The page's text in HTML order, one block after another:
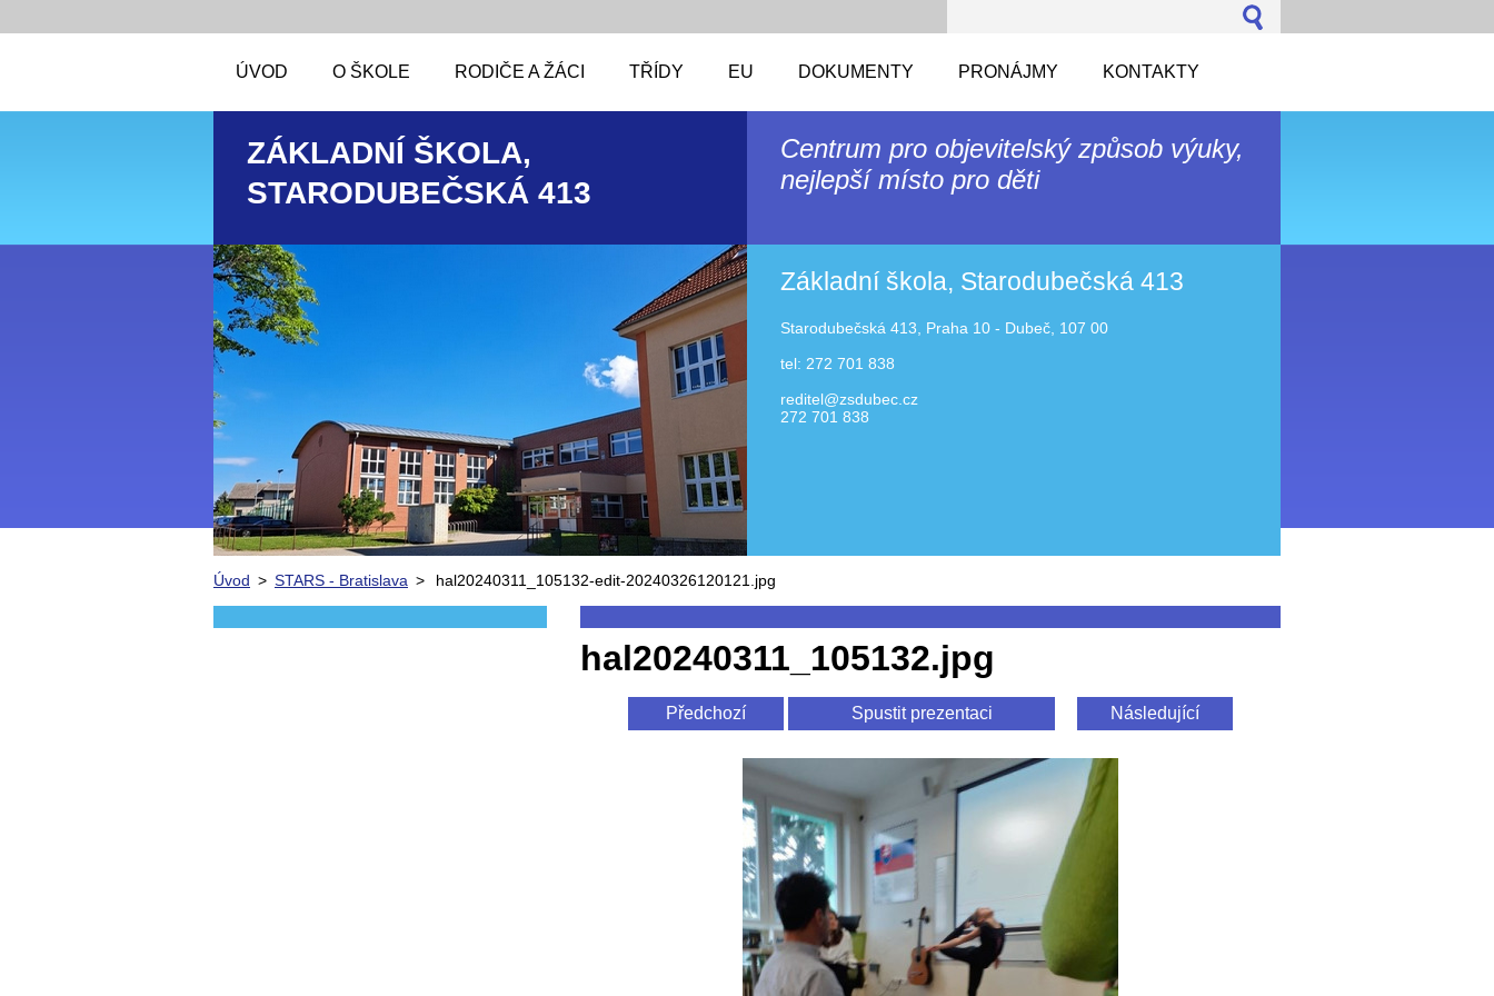
ÚVOD O ŠKOLE RODIČE A ŽÁCI TŘÍDY EU DOKUMENTY PRONÁJMY KONTAKTY
ZÁKLADNÍ ŠKOLA,
STARODUBEČSKÁ 413
Centrum pro objevitelský způsob výuky,
nejlepší místo pro děti
Základní škola, Starodubečská 413
Starodubečská 413, Praha 10 - Dubeč, 107 00
tel: 272 701 838
reditel@zsdubec.cz
272 701 838
Úvod > STARS - Bratislava > hal20240311_105132-edit-20240326120121.jpg
hal20240311_105132.jpg
Předchozí Spustit prezentaci Následující